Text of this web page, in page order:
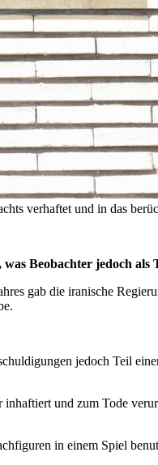
verhaftet und in das
Beobachter jedoch als
gab die iranische
jedoch Teil
und zum Tode
in einem Spiel